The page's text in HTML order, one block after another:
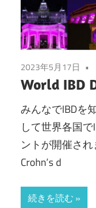
2023年5月17日
World IBD
みんなでIBDを
して世界各国
ントが開催され
Crohn’s d
続きを読む